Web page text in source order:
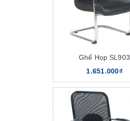
Ghế Họp SL903
1.651.000₫